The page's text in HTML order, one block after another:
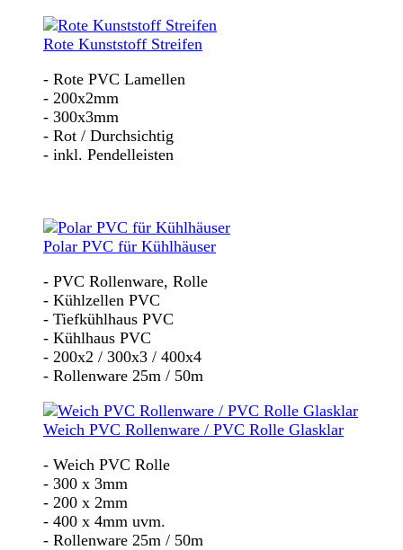
Rote Kunststoff Streifen
- Rote PVC Lamellen
- 200x2mm
- 300x3mm
- Rot / Durchsichtig
- inkl. Pendelleisten
Polar PVC für Kühlhäuser
- PVC Rollenware, Rolle
- Kühlzellen PVC
- Tiefkühlhaus PVC
- Kühlhaus PVC
- 200x2 / 300x3 / 400x4
- Rollenware 25m / 50m
Weich PVC Rollenware / PVC Rolle Glasklar
- Weich PVC Rolle
- 300 x 3mm
- 200 x 2mm
- 400 x 4mm uvm.
- Rollenware 25m / 50m